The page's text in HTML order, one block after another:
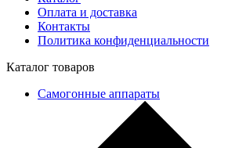
Оплата и доставка
Контакты
Политика конфиденциальности
Каталог товаров
Самогонные аппараты